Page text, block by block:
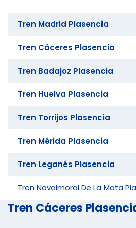
Tren Madrid Plasencia
Tren Cáceres Plasencia
Tren Badajoz Plasencia
Tren Huelva Plasencia
Tren Torrijos Plasencia
Tren Mérida Plasencia
Tren Leganés Plasencia
Tren Navalmoral De La Mata
Tren Cáceres